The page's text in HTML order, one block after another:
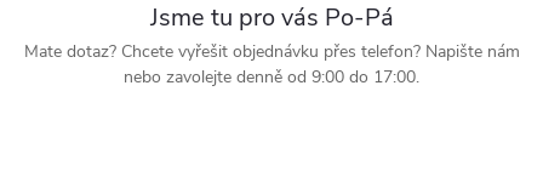
Jsme tu pro vás Po-Pá
Mate dotaz? Chcete vyřešit objednávku přes telefon? Napište nám
nebo zavolejte denně od 9:00 do 17:00.